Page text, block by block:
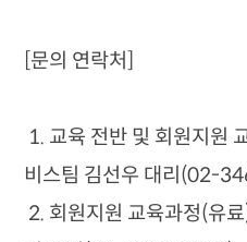
[문의 연락처]
1. 교육 전반 및 회원지원
비스팀 김선우 대리(02-
2. 회원지원 교육과정(유